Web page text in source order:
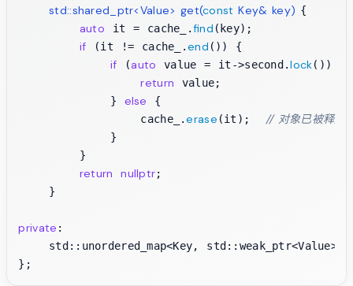
std::shared_ptr<Value> get(const Key& key) {
auto it = cache_.find (key);
if (it != cache_.end ()) {
if (auto value = it->second.lock())
return value;
            }
else
{
                cache_.
erase (it); // 对象已被释放
            }
        }
return nullptr;
    }
private :
std::unordered_map<Key, std::weak_ptr<Value>>